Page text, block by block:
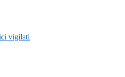
vigilati